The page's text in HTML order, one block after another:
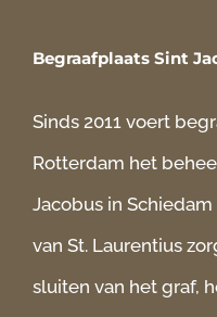
Begraafplaats Sint
Sinds 2011 voert
Rotterdam het
Jacobus in
van St. Laurentius
sluiten van het graf,